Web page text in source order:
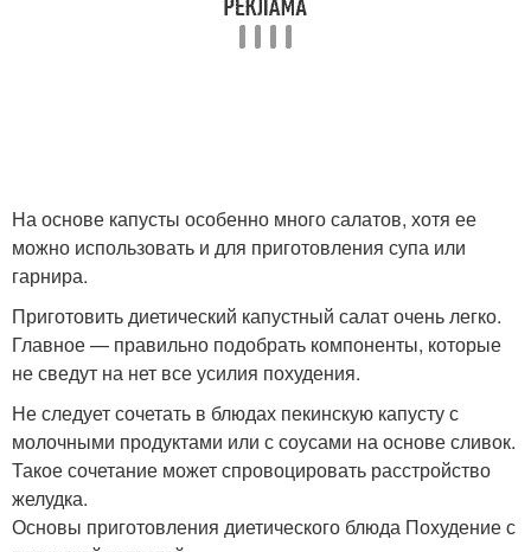
На основе капусты особенно много салатов, хотя ее
можно использовать и для приготовления супа или
гарнира.
Приготовить диетический капустный салат очень легко.
Главное — правильно подобрать компоненты, которые
не сведут на нет все усилия похудения.
Не следует сочетать в блюдах пекинскую капусту с
молочными продуктами или с соусами на основе сливок.
Такое сочетание может спровоцировать расстройство
желудка.
Основы приготовления диетического блюда Похудение с